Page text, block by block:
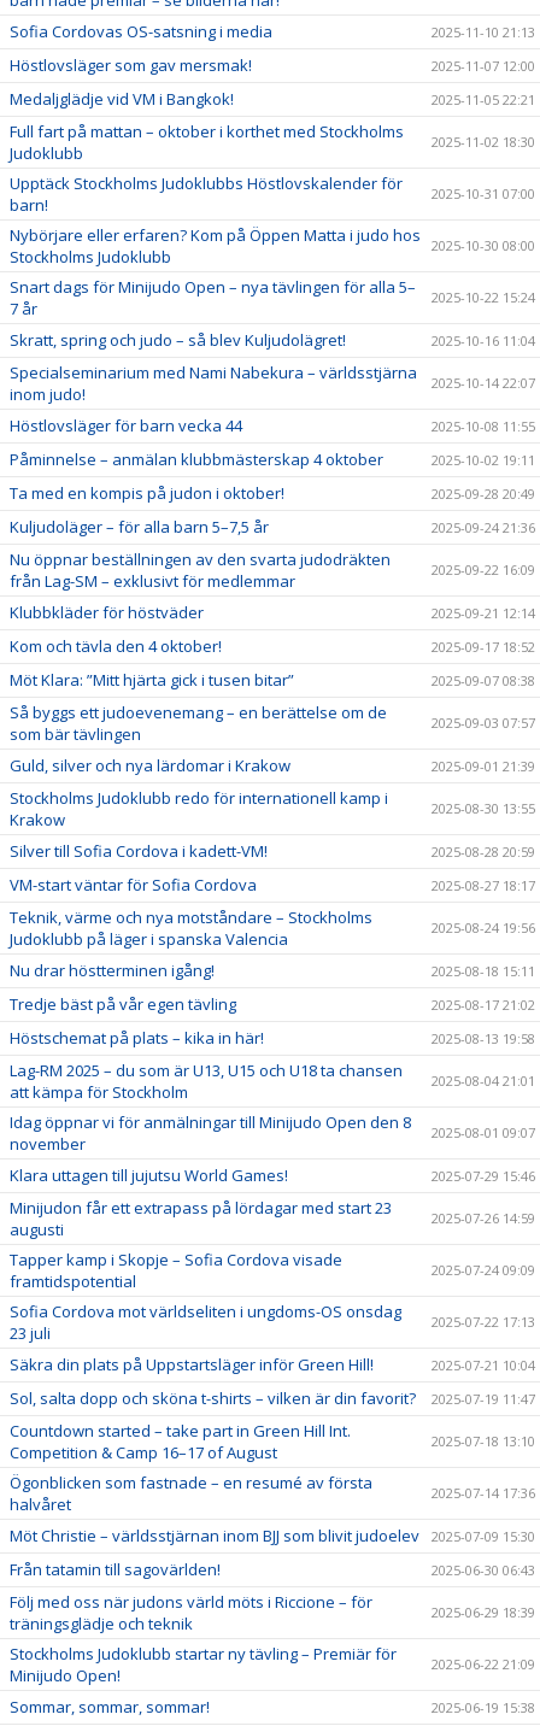
Sofia Cordovas OS-satsning i media
2025-11-10 21:13
Höstlovsläger som gav mersmak! 2025-11-07 12:00
Medaljglädje vid VM i Bangkok! 2025-11-05 22:21
Full fart på mattan – oktober i korthet med Stockholms
Judoklubb
2025-11-02 18:30
Upptäck Stockholms Judoklubbs Höstlovskalender för
barn!
2025-10-31 07:00
Nybörjare eller erfaren? Kom på Öppen Matta i judo hos
Stockholms Judoklubb
2025-10-30 08:00
Snart dags för Minijudo Open – nya tävlingen för alla 5–
7 år
2025-10-22 15:24
Skratt, spring och judo – så blev Kuljudolägret! 2025-10-16 11:04
Specialseminarium med Nami Nabekura – världsstjärna
inom judo!
2025-10-14 22:07
Höstlovsläger för barn vecka 44 2025-10-08 11:55
Påminnelse – anmälan klubbmästerskap 4 oktober 2025-10-02 19:11
Ta med en kompis på judon i oktober! 2025-09-28 20:49
Kuljudoläger – för alla barn 5–7,5 år 2025-09-24 21:36
Nu öppnar beställningen av den svarta judodräkten
från Lag-SM – exklusivt för medlemmar
2025-09-22 16:09
Klubbkläder för höstväder 2025-09-21 12:14
Kom och tävla den 4 oktober! 2025-09-17 18:52
Möt Klara: ”Mitt hjärta gick i tusen bitar” 2025-09-07 08:38
Så byggs ett judoevenemang – en berättelse om de
som bär tävlingen
2025-09-03 07:57
Guld, silver och nya lärdomar i Krakow 2025-09-01 21:39
Stockholms Judoklubb redo för internationell kamp i
Krakow
2025-08-30 13:55
Silver till Sofia Cordova i kadett-VM! 2025-08-28 20:59
VM-start väntar för Sofia Cordova 2025-08-27 18:17
Teknik, värme och nya motståndare – Stockholms
Judoklubb på läger i spanska Valencia
2025-08-24 19:56
Nu drar höstterminen igång! 2025-08-18 15:11
Tredje bäst på vår egen tävling 2025-08-17 21:02
Höstschemat på plats – kika in här! 2025-08-13 19:58
Lag-RM 2025 – du som är U13, U15 och U18 ta chansen
att kämpa för Stockholm
2025-08-04 21:01
Idag öppnar vi för anmälningar till Minijudo Open den 8
november
2025-08-01 09:07
Klara uttagen till jujutsu World Games! 2025-07-29 15:46
Minijudon får ett extrapass på lördagar med start 23
augusti
2025-07-26 14:59
Tapper kamp i Skopje – Sofia Cordova visade
framtidspotential
2025-07-24 09:09
Sofia Cordova mot världseliten i ungdoms-OS onsdag
23 juli
2025-07-22 17:13
Säkra din plats på Uppstartsläger inför Green Hill! 2025-07-21 10:04
Sol, salta dopp och sköna t-shirts – vilken är din favorit? 2025-07-19 11:47
Countdown started – take part in Green Hill Int.
Competition & Camp 16–17 of August
2025-07-18 13:10
Ögonblicken som fastnade – en resumé av första
halvåret
2025-07-14 17:36
Möt Christie – världsstjärnan inom BJJ som blivit judoelev 2025-07-09 15:30
Från tatamin till sagovärlden! 2025-06-30 06:43
Följ med oss när judons värld möts i Riccione – för
träningsglädje och teknik
2025-06-29 18:39
Stockholms Judoklubb startar ny tävling – Premiär för
Minijudo Open!
2025-06-22 21:09
Sommar, sommar, sommar! 2025-06-19 15:38